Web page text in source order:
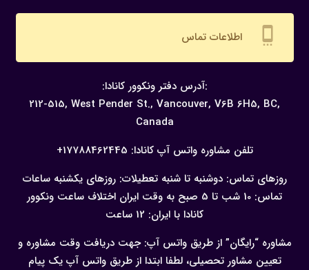
settings_cell اطلاعات تماس
:آدرس دفتر ونکوور کانادا:
212-515, West Pender St., Vancouver, V6B 6H5, BC,
Canada
تلفن مشاوره واتس آپ کانادا: 17788462445+
روزهای تماس: دوشنبه تا شنبه تعطیلات: روزهای یکشنبه ساعات
تماس: 10 شب تا 5 صبح به وقت ایران
اختلاف ساعت ونکوور
کانادا با ایران: 12 ساعت
مشاوره “رایگان” از طریق واتس آپ: جهت دریافت وقت مشاوره و
تعیین مشاور تحصیلی، لطفا ابتدا از طریق واتس آپ یک پیام